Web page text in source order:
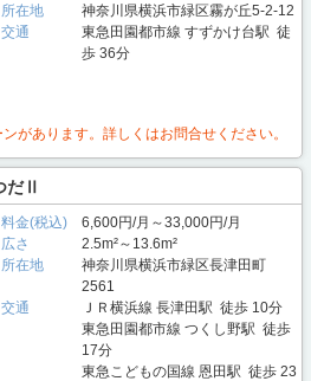
所在地
神奈川県横浜市緑区霧が丘5-2-12
交通
東急田園都市線 すずかけ台駅 徒
歩 36分
があります。詳しくはお問合せください。
だⅡ
料金(税込)
6,600円/月～33,000円/月
広さ
2.5m²～13.6m²
所在地
神奈川県横浜市緑区長津田町
2561
交通
ＪＲ横浜線 長津田駅 徒歩 10分
東急田園都市線 つくし野駅 徒歩
17分
東急こどもの国線 恩田駅 徒歩 23